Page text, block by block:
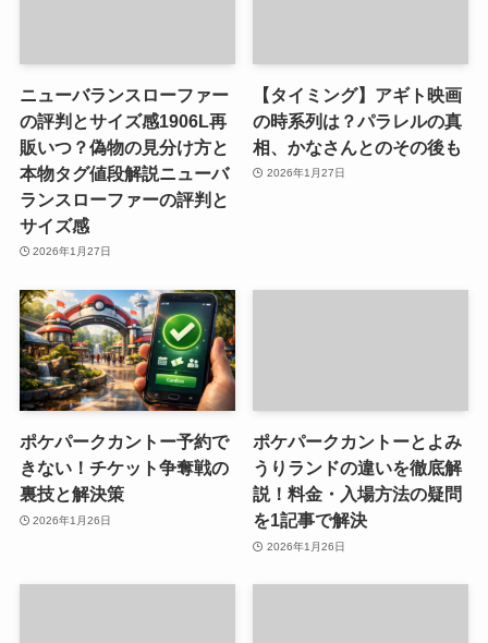
ニューバランスローファー
の評判とサイズ感1906L再
販いつ？偽物の見分け方と
本物タグ値段解説ニューバ
ランスローファーの評判と
サイズ感
2026年1月27日
【タイミング】アギト映画
の時系列は？パラレルの真
相、かなさんとのその後も
2026年1月27日
ポケパークカントー予約で
きない！チケット争奪戦の
裏技と解決策
2026年1月26日
ポケパークカントーとよみ
うりランドの違いを徹底解
説！料金・入場方法の疑問
を1記事で解決
2026年1月26日